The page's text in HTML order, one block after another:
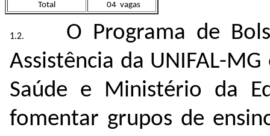
Total
04 vagas
O Programa de
Assistência da UNIFAL-
Saúde e Ministério da
fomentar grupos de